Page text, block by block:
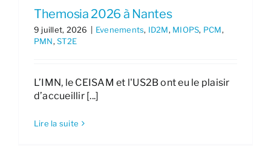
Themosia 2026 à Nantes
9 juillet, 2026 Evenements, ID2M, MIOPS, PCM,
PMN,ST2E
L’IMN, le CEISAM et l'US2B ont eu le plaisir
d’accueillir [...]
Lire la suite